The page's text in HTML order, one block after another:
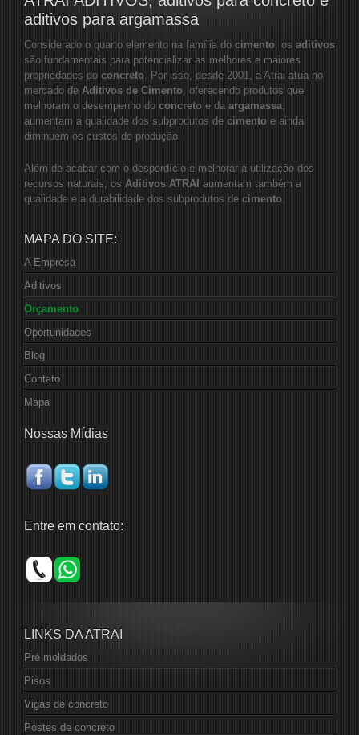
aditivos para argamassa
Considerado o quarto elemento na família do cimento, os aditivos
são fundamentais para potencializar as melhores e maiores
propriedades do concreto. Por isso, desde 2001, a Atrai atua no
mercado de Aditivos de Cimento, oferecendo produtos que
melhoram o desempenho do concreto e da argamassa,
aumentam a qualidade dos subprodutos de cimento e ainda
diminuem os custos de produção.
Além de acabar com o desperdício e melhorar a utilização dos
recursos naturais, os Aditivos ATRAI aumentam também a
qualidade e a durabilidade dos subprodutos de cimento.
MAPA DO SITE:
A Empresa
Aditivos
Orçamento
Oportunidades
Blog
Contato
Mapa
Nossas Mídias
Entre em contato:
LINKS DA ATRAI
Pré moldados
Pisos
Vigas de concreto
Postes de concreto